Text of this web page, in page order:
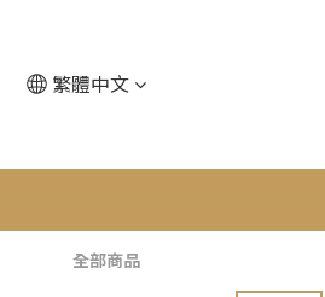
繁體中文
全部商品